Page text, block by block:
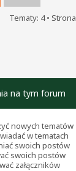
Tematy: 4 • Strona
na tym forum
nowych tematów
w tematach
swoich postów
swoich postów
załączników